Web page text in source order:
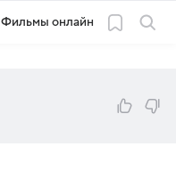
Фильмы онлайн